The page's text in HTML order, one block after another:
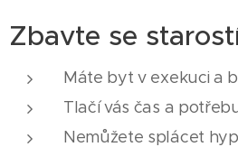
Zbavte se
Máte byt v exekuci a
Tlačí vás čas a
Nemůžete splácet